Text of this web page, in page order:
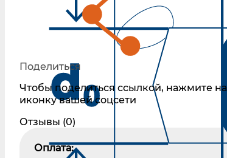
Поделиться
Чтобы поделиться ссылкой, нажмите на
иконку вашей соцсети
Отзывы (0)
Оплата: